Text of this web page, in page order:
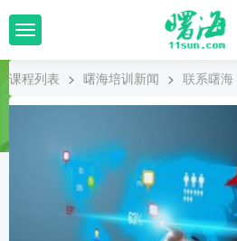
T
o
g
l
课程列表 > 曙海培训新闻 > 联系曙海